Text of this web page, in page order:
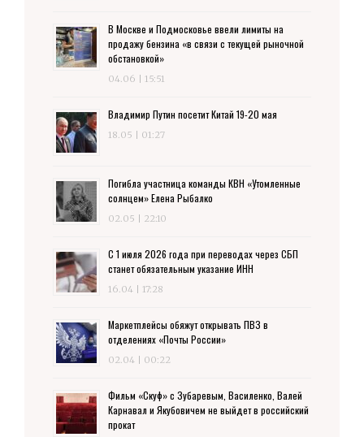
В Москве и Подмосковье ввели лимиты на
продажу бензина «в связи с текущей рыночной
обстановкой»
04.06 | 15:51
Владимир Путин посетит Китай 19-20 мая
18.05 | 01:27
Погибла участница команды КВН «Утомленные
солнцем» Елена Рыбалко
02.05 | 22:10
С 1 июля 2026 года при переводах через СБП
станет обязательным указание ИНН
16.04 | 17:28
Маркетплейсы обяжут открывать ПВЗ в
отделениях «Почты России»
02.04 | 00:22
Фильм «Скуф» с Зубаревым, Василенко, Валей
Карнавал и Якубовичем не выйдет в российский
прокат